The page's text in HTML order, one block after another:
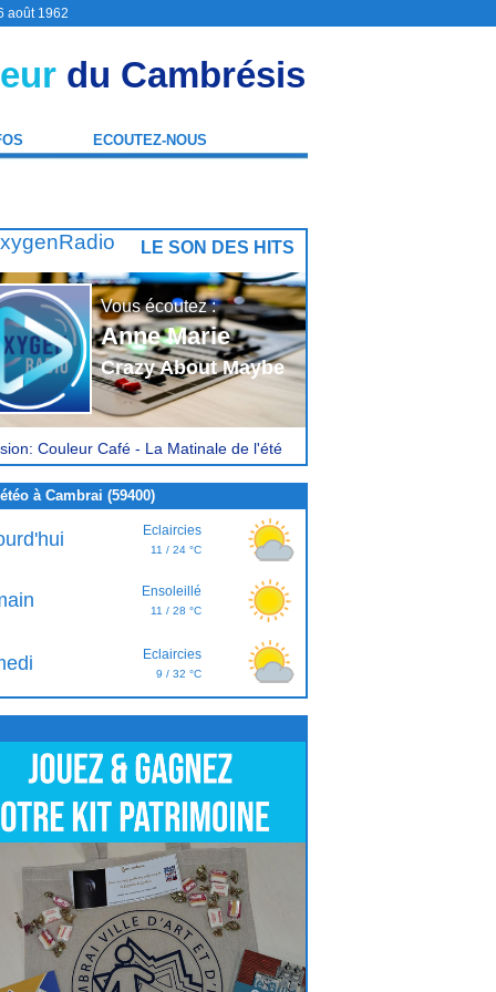
août 1962
du Cambrésis
ECOUTEZ-NOUS
LE SON DES HITS
Vous écoutez :
Anne Marie
Crazy About Maybe
Couleur Café - La Matinale de l'été
à Cambrai (59400)
Eclaircies
11 / 24 °C
Ensoleillé
11 / 28 °C
Eclaircies
9 / 32 °C